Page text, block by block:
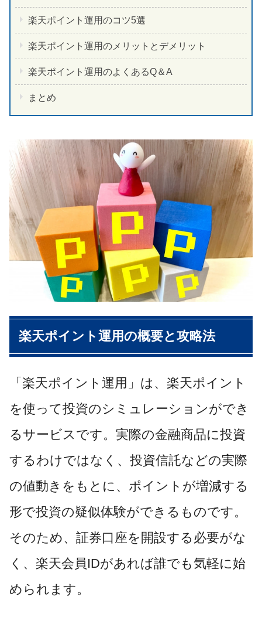
楽天ポイント運用のコツ5選
楽天ポイント運用のメリットとデメリット
楽天ポイント運用のよくあるQ＆A
まとめ
楽天ポイント運用の概要と攻略法
「楽天ポイント運用」は、楽天ポイント
を使って投資のシミュレーションができ
るサービスです。実際の金融商品に投資
するわけではなく、投資信託などの実際
の値動きをもとに、ポイントが増減する
形で投資の疑似体験ができるものです。
そのため、証券口座を開設する必要がな
く、楽天会員IDがあれば誰でも気軽に始
められます。